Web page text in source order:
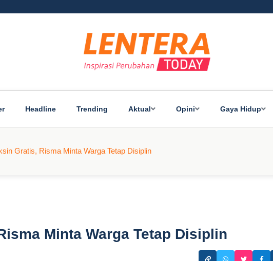
Headline Trending Aktual Opini Gaya Hidup
Gratis, Risma Minta Warga Tetap Disiplin
Minta Warga Tetap Disiplin